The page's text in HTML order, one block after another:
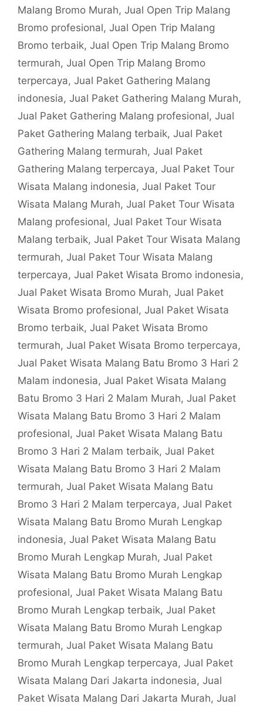
Malang Bromo Murah, Jual Open Trip Malang
Bromo profesional, Jual Open Trip Malang
Bromo terbaik, Jual Open Trip Malang Bromo
termurah, Jual Open Trip Malang Bromo
terpercaya, Jual Paket Gathering Malang
indonesia, Jual Paket Gathering Malang Murah,
Jual Paket Gathering Malang profesional, Jual
Paket Gathering Malang terbaik, Jual Paket
Gathering Malang termurah, Jual Paket
Gathering Malang terpercaya, Jual Paket Tour
Wisata Malang indonesia, Jual Paket Tour
Wisata Malang Murah, Jual Paket Tour Wisata
Malang profesional, Jual Paket Tour Wisata
Malang terbaik, Jual Paket Tour Wisata Malang
termurah, Jual Paket Tour Wisata Malang
terpercaya, Jual Paket Wisata Bromo indonesia,
Jual Paket Wisata Bromo Murah, Jual Paket
Wisata Bromo profesional, Jual Paket Wisata
Bromo terbaik, Jual Paket Wisata Bromo
termurah, Jual Paket Wisata Bromo terpercaya,
Jual Paket Wisata Malang Batu Bromo 3 Hari 2
Malam indonesia, Jual Paket Wisata Malang
Batu Bromo 3 Hari 2 Malam Murah, Jual Paket
Wisata Malang Batu Bromo 3 Hari 2 Malam
profesional, Jual Paket Wisata Malang Batu
Bromo 3 Hari 2 Malam terbaik, Jual Paket
Wisata Malang Batu Bromo 3 Hari 2 Malam
termurah, Jual Paket Wisata Malang Batu
Bromo 3 Hari 2 Malam terpercaya, Jual Paket
Wisata Malang Batu Bromo Murah Lengkap
indonesia, Jual Paket Wisata Malang Batu
Bromo Murah Lengkap Murah, Jual Paket
Wisata Malang Batu Bromo Murah Lengkap
profesional, Jual Paket Wisata Malang Batu
Bromo Murah Lengkap terbaik, Jual Paket
Wisata Malang Batu Bromo Murah Lengkap
termurah, Jual Paket Wisata Malang Batu
Bromo Murah Lengkap terpercaya, Jual Paket
Wisata Malang Dari Jakarta indonesia, Jual
Paket Wisata Malang Dari Jakarta Murah, Jual